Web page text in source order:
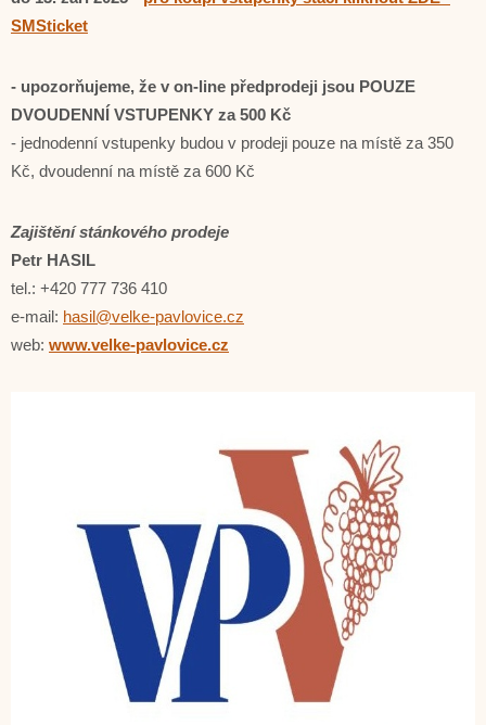
SMSticket
- upozorňujeme, že v on-line předprodeji jsou POUZE
DVOUDENNÍ VSTUPENKY za 500 Kč
- jednodenní vstupenky budou v prodeji pouze na místě za 350
Kč, dvoudenní na místě za 600 Kč
Zajištění stánkového prodeje
Petr HASIL
tel.: +420 777 736 410
e-mail: hasil@velke-pavlovice.cz
web: www.velke-pavlovice.cz